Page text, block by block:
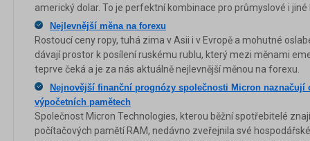
americký dolar. To je perfektní kombinace pro průmyslové i
Nejlevnější měna na forexu
Rostoucí ceny ropy, tuhá zima v Asii i v Evropě a mohutné
dávají prostor k posílení ruskému rublu, který mezi měnami
teprve čeká a je za nás aktuálně nejlevnější měnou na forexu.
Nejnovější finanční prognózy společnosti Micron naznačují
výpočetních pamětech
Společnost Micron Technologies, kterou běžní spotřebitelé
počítačových pamětí RAM, nedávno zveřejnila své